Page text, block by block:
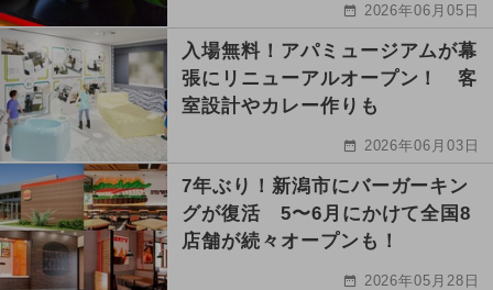
2026年06月05日
入場無料！アパミュージアムが幕
張にリニューアルオープン！ 客
室設計やカレー作りも
2026年06月03日
7年ぶり！新潟市にバーガーキン
グが復活 5〜6月にかけて全国8
店舗が続々オープンも！
2026年05月28日